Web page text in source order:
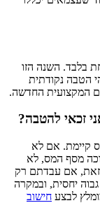
בלבד. השנה הזו
הטבה נקודתית
המקצועית החדשה.
זכאי להטבה?
מס קיימת. אם לא
מסף המס, לא
זאת, אם עבדתם רק
יחסית, ובמקרה
לבצע חישוב